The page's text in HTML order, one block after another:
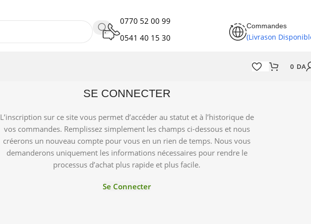
0770 52 00 99
0541 40 15 30
Commandes
(Livrason
0 DA
SE CONNECTER
L’inscription sur ce site vous permet d’accéder au statut et à l’historique de
vos commandes. Remplissez simplement les champs ci-dessous et nous
créerons un nouveau compte pour vous en un rien de temps. Nous vous
demanderons uniquement les informations nécessaires pour rendre le
processus d’achat plus rapide et plus facile.
Se Connecter